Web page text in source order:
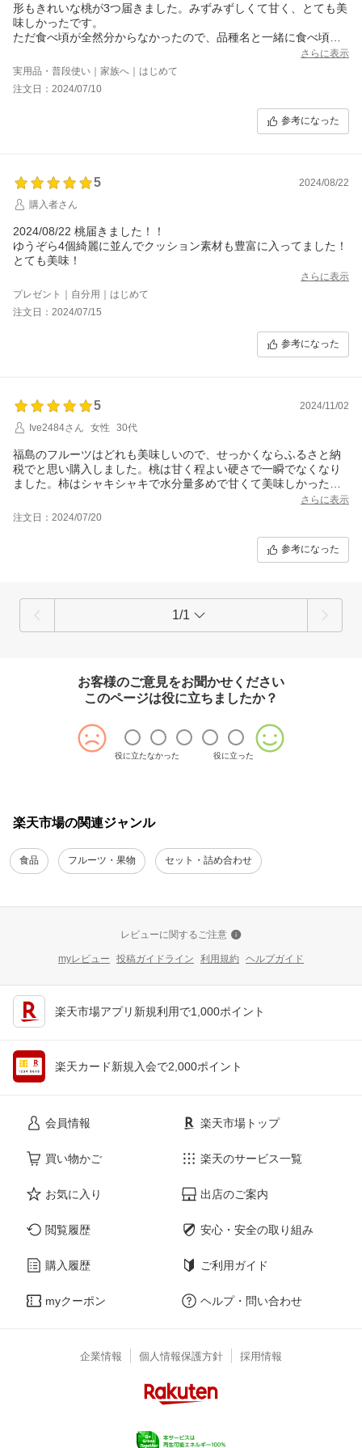
形もきれいな桃が3つ届きました。みずみずしくて甘く、とても美
味しかったです。
ただ食べ頃が全然分からなかったので、品種名と一緒に食べ頃も
記載していただけるとより美味しく食べられると思いました。私
の中で桃は食べ頃になると柔らかくなるイメージがあったため、
食べ頃より少し食べるのが遅くなってしまいました。でも美味し
かったです。
さらに表示
実用品・普段使い｜家族へ｜はじめて
注文日：2024/07/10
参考になった
5
2024/08/22
購入者さん
2024/08/22 桃届きました！！
ゆうぞら4個綺麗に並んでクッション素材も豊富に入ってました！
とても美味！
さらに表示
プレゼント｜自分用｜はじめて
注文日：2024/07/15
参考になった
5
2024/11/02
Ive2484さん
女性 30代
福島のフルーツはどれも美味しいので、せっかくならふるさと納
税でと思い購入しました。桃は甘く程よい硬さで一瞬でなくなり
ました。柿はシャキシャキで水分量多めで甘くて美味しかったで
さらに表示
注文日：2024/07/20
参考になった
1/1
お客様のご意見をお聞かせください
このページは役に立ちましたか？
役に立たなかった 役に立った
楽天市場の関連ジャンル
食品 フルーツ・果物 セット・詰め合わせ
レビューに関するご注意
myレビュー 投稿ガイドライン 利用規約 ヘルプガイド
楽天市場アプリ新規利用で1,000ポイント
楽天カード新規入会で2,000ポイント
会員情報
買い物かご
お気に入り
閲覧履歴
購入履歴
myクーポン
楽天市場トップ
楽天のサービス一覧
出店のご案内
安心・安全の取り組み
ご利用ガイド
ヘルプ・問い合わせ
企業情報 個人情報保護方針 採用情報